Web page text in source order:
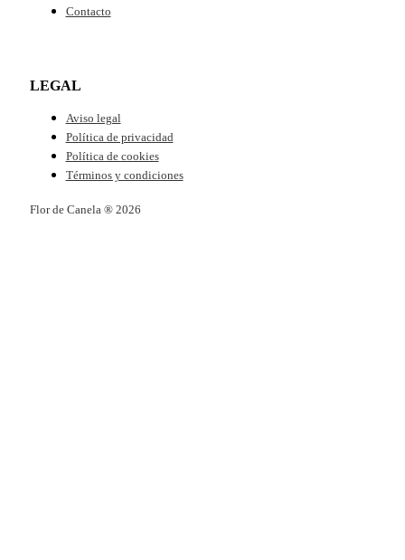
Contacto
LEGAL
Aviso legal
Política de privacidad
Política de cookies
Términos y condiciones
Flor de Canela ® 2026